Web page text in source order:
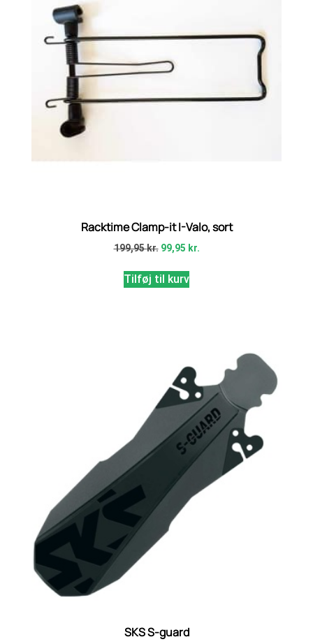
Racktime Clamp-it I-Valo, sort
199,95kr. 99,95 kr.
Tilføj til kurv
SKS S-guard